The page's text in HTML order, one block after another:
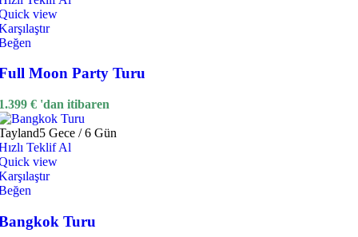
view
Moon Party Turu
€ 'dan itibaren
5 Gece / 6 Gün
Teklif Al
view
Turu